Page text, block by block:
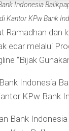
Indonesia
Kantor KPw Bank
Ramadhan dan
edar melalui
“Bijak
Indonesia
KPw Bank
Bank